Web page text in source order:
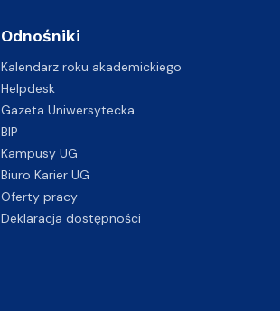
Odnośniki
Kalendarz roku akademickiego
Helpdesk
Gazeta Uniwersytecka
BIP
Kampusy UG
Biuro Karier UG
Oferty pracy
Deklaracja dostępności